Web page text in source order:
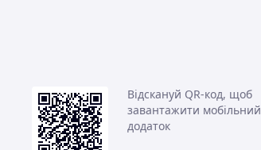
Відскануй QR-код, щоб
завантажити мобільний
додаток